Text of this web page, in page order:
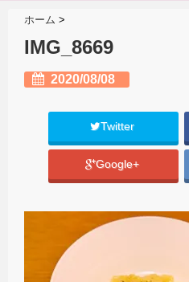
ホーム >
IMG_8669
2020/08/08
Twitter
Google+